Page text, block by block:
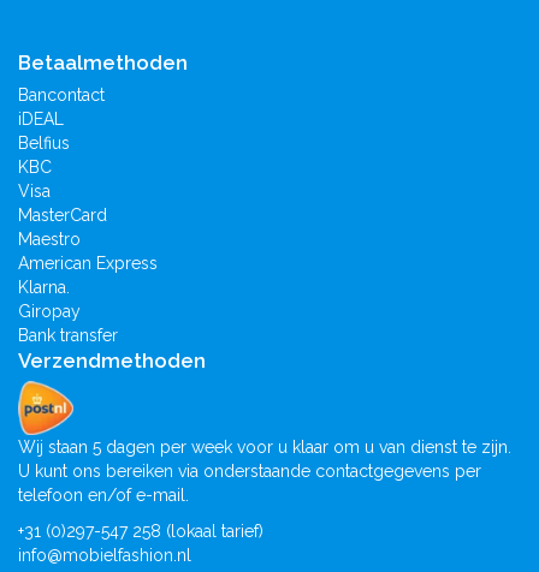
Betaalmethoden
Bancontact
iDEAL
Belfius
KBC
Visa
MasterCard
Maestro
American Express
Klarna.
Giropay
Bank transfer
Verzendmethoden
Wij staan 5 dagen per week voor u klaar om u van dienst te zijn.
U kunt ons bereiken via onderstaande contactgegevens per
telefoon en/of e-mail.
+31 (0)297-547 258 (lokaal tarief)
info@mobielfashion.nl